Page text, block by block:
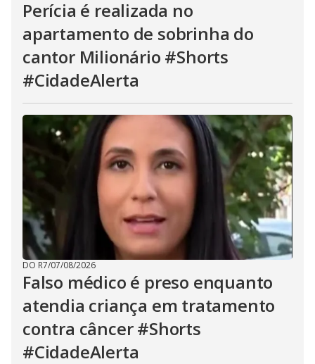
Perícia é realizada no
apartamento de sobrinha do
cantor Milionário #Shorts
#CidadeAlerta
DO R7/07/08/2026
Falso médico é preso enquanto
atendia criança em tratamento
contra câncer #Shorts
#CidadeAlerta